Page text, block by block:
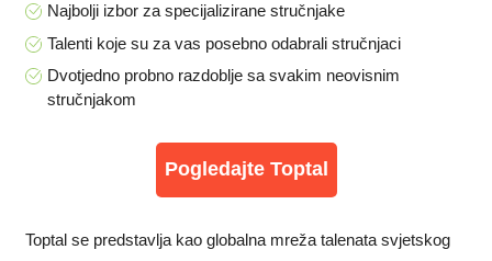
Najbolji izbor za specijalizirane stručnjake
Talenti koje su za vas posebno odabrali stručnjaci
Dvotjedno probno razdoblje sa svakim neovisnim
stručnjakom
Pogledajte Toptal
Toptal se predstavlja kao globalna mreža talenata svjetskog